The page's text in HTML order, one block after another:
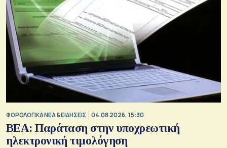
ΦΟΡΟΛΟΓΙΚΑ ΝΕΑ & EΙΔΗΣΕΙΣ 04.08.2026, 15:30
BEA: Παράταση στην υποχρεωτική
ηλεκτρονική τιμολόγηση